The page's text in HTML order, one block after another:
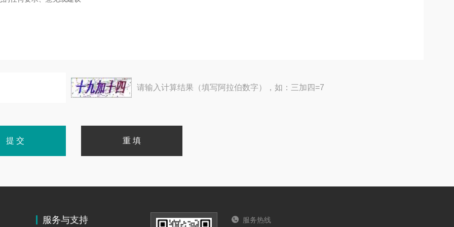
请输入计算结果（填写阿拉伯数字），如：三加四=7
服务与支持 服务热线